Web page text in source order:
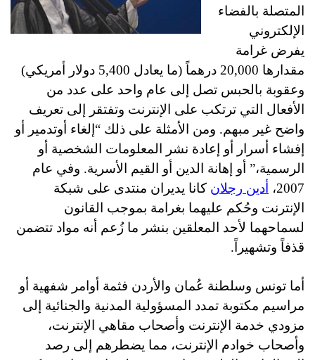
المتصلة بالفضاء
الإلكتروني
يفرض غرامة
مقدارها 20,000 درهماً (ما يعادل 5,400 دولار أمريكي)
وعقوبة بالحبس تصل إلى عام واحد على عدد من
الأفعال التي ترتكب على الإنترنت وتفتقر إلى تعريف
واضح غير مبهم. ومن الأمثلة على ذلك “إلغاء أوتدمير أو
إفشاء أسرار أو إعادة نشر المعلومات الشخصية أو
الرسمية،” أو إهانة الدين أو القيم الأسرية. وفي عام
2007،
أدين رجلان كانا يديران منتدى على شبكة
الإنترنت وحُكم عليهما بغرامة بموجب القانون
لسماحهما لأحد المعلقين بنشر ما زُعم أنه مواد تتضمن
قذفاً وتشهيراً.
أما تونس وسلطنة عُمان والأردن فثمة أوامر شفهية أو
مراسيم مكتوبة تمدد المسؤولية المدنية والجنائية إلى
مزودي خدمة الإنترنت وأصحاب مقاهي الإنترنت،
وأصحاب خوادم الإنترنت، مما يضطرهم إلى رصد